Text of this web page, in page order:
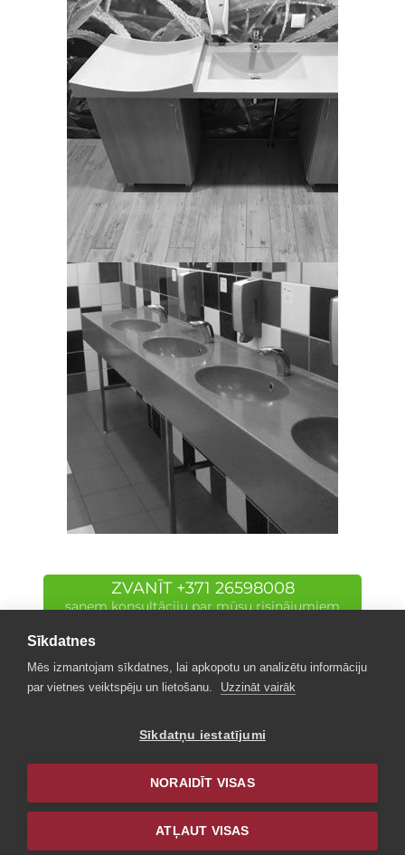
ZVANĪT +371 26598008
saņem konsultāciju par mūsu risinājumiem
© 2001 – 2026 Granitop design SIA
Sīkdatnes
Mēs izmantojam sīkdatnes, lai apkopotu un analizētu informāciju
par vietnes veiktspēju un lietošanu.
Uzzināt vairāk
Sīkdatņu iestatījumi
NORAIDĪT VISAS
ATĻAUT VISAS